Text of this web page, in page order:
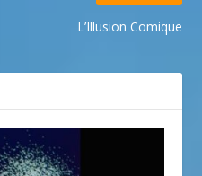
L’Illusion Comique